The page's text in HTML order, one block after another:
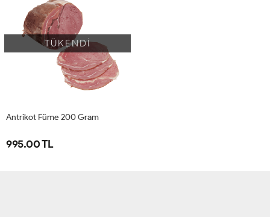
TÜKENDİ
Antrikot Füme 200 Gram
995.00 TL